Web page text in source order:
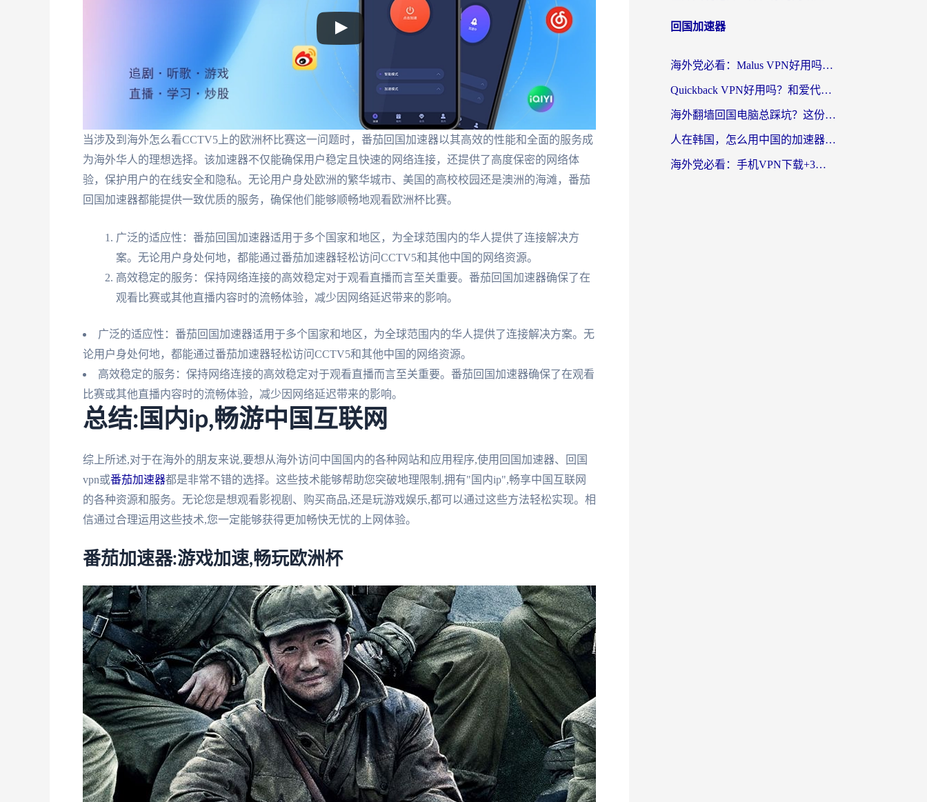
当涉及到海外怎么看CCTV5上的欧洲杯比赛这一问题时，番茄回国加速器以其高效的性能和全面的服务成
为海外华人的理想选择。该加速器不仅能确保用户稳定且快速的网络连接，还提供了高度保密的网络体
验，保护用户的在线安全和隐私。无论用户身处欧洲的繁华城市、美国的高校校园还是澳洲的海滩，番茄
回国加速器都能提供一致优质的服务，确保他们能够顺畅地观看欧洲杯比赛。
广泛的适应性：番茄回国加速器适用于多个国家和地区，为全球范围内的华人提供了连接解决方
案。无论用户身处何地，都能通过番茄加速器轻松访问CCTV5和其他中国的网络资源。
高效稳定的服务：保持网络连接的高效稳定对于观看直播而言至关重要。番茄回国加速器确保了在
观看比赛或其他直播内容时的流畅体验，减少因网络延迟带来的影响。
广泛的适应性：番茄回国加速器适用于多个国家和地区，为全球范围内的华人提供了连接解决方案。无
论用户身处何地，都能通过番茄加速器轻松访问CCTV5和其他中国的网络资源。
高效稳定的服务：保持网络连接的高效稳定对于观看直播而言至关重要。番茄回国加速器确保了在观看
比赛或其他直播内容时的流畅体验，减少因网络延迟带来的影响。
总结:国内ip,畅游中国互联网
综上所述,对于在海外的朋友来说,要想从海外访问中国国内的各种网站和应用程序,使用回国加速器、回国
vpn或番茄加速器都是非常不错的选择。这些技术能够帮助您突破地理限制,拥有"国内ip",畅享中国互联网
的各种资源和服务。无论您是想观看影视剧、购买商品,还是玩游戏娱乐,都可以通过这些方法轻松实现。相
信通过合理运用这些技术,您一定能够获得更加畅快无忧的上网体验。
番茄加速器:游戏加速,畅玩欧洲杯
回国加速器
海外党必看：Malus VPN好用吗？和迅猛兔VPN对比哪个回国效果更好？附真实体验与避坑指南
Quickback VPN好用吗？和爱代理VPN对比哪个回国效果更好？
海外翻墙回国电脑总踩坑？这份实测指南帮你选对加速器（附ChickCNinitapMalus对比）
人在韩国，怎么用中国的加速器刷剧打游戏？这份真实体验指南给你答案
海外党必看：手机VPN下载+3步选对回国加速器，无缝刷国内资源不再愁